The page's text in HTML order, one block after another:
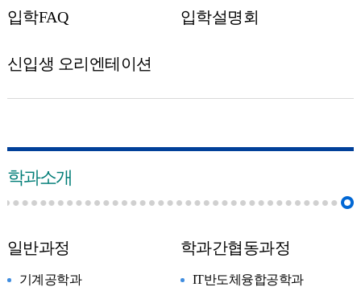
입학FAQ 입학설명회
신입생 오리엔테이션
학과소개
일반과정
기계공학과
학과간협동과정
IT반도체융합공학과